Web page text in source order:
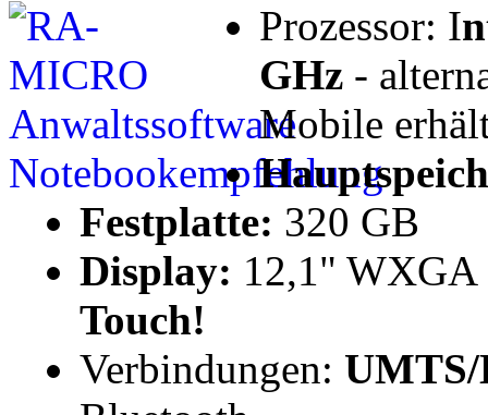
Prozessor: I
GHz -
Mobile
Festplatte: 320 GB
Display: 12,1"
Touch!
Verbindungen: UMTS/